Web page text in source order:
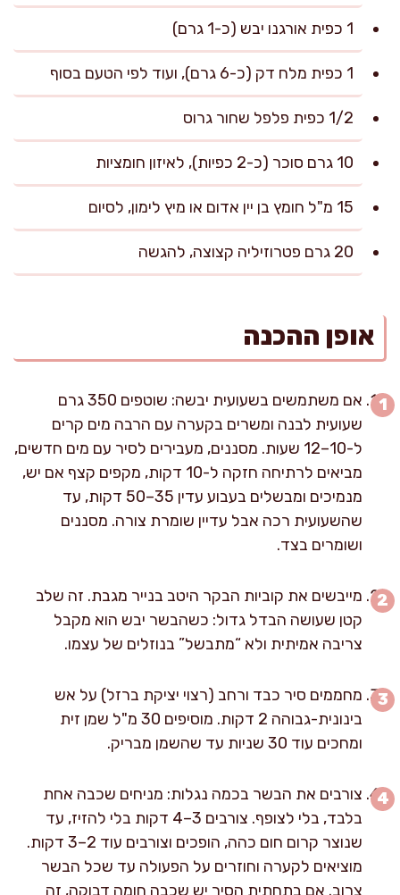
1 כפית אורגנו יבש (כ-1 גרם)
1 כפית מלח דק (כ-6 גרם), ועוד לפי הטעם בסוף
1/2 כפית פלפל שחור גרוס
10 גרם סוכר (כ-2 כפיות), לאיזון חומציות
15 מ"ל חומץ בן יין אדום או מיץ לימון, לסיום
20 גרם פטרוזיליה קצוצה, להגשה
אופן ההכנה
אם משתמשים בשעועית יבשה: שוטפים 350 גרם
שעועית לבנה ומשרים בקערה עם הרבה מים קרים
ל-10–12 שעות. מסננים, מעבירים לסיר עם מים חדשים,
מביאים לרתיחה חזקה ל-10 דקות, מקפים קצף אם יש,
מנמיכים ומבשלים בעבוע עדין 35–50 דקות, עד
שהשעועית רכה אבל עדיין שומרת צורה. מסננים
ושומרים בצד.
מייבשים את קוביות הבקר היטב בנייר מגבת. זה שלב
קטן שעושה הבדל גדול: כשהבשר יבש הוא מקבל
צריבה אמיתית ולא “מתבשל” בנוזלים של עצמו.
מחממים סיר כבד ורחב (רצוי יציקת ברזל) על אש
בינונית-גבוהה 2 דקות. מוסיפים 30 מ"ל שמן זית
ומחכים עוד 30 שניות עד שהשמן מבריק.
צורבים את הבשר בכמה נגלות: מניחים שכבה אחת
בלבד, בלי לצופף. צורבים 3–4 דקות בלי להזיז, עד
שנוצר קרום חום כהה, הופכים וצורבים עוד 2–3 דקות.
מוציאים לקערה וחוזרים על הפעולה עד שכל הבשר
צרוב. אם בתחתית הסיר יש שכבה חומה דבוקה, זה